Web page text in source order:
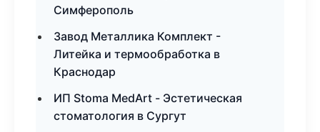
Симферополь
Завод Металлика Комплект -
Литейка и термообработка в
Краснодар
ИП Stoma MedArt - Эстетическая
стоматология в Сургут